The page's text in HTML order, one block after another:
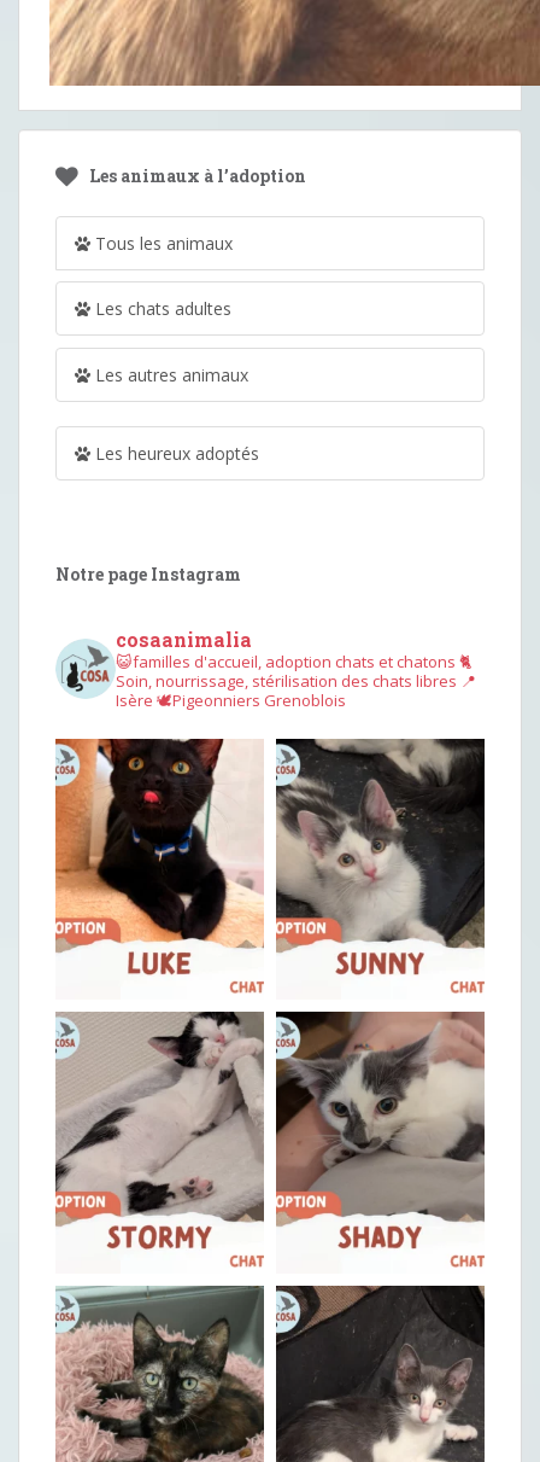
Les animaux à l’adoption
Tous les animaux
Les chats adultes
Les autres animaux
Les heureux adoptés
Notre page Instagram
cosaanimalia
😺familles d'accueil, adoption chats et chatons 🐈
Soin, nourrissage, stérilisation des chats libres 📍
Isère 🕊︎Pigeonniers Grenoblois